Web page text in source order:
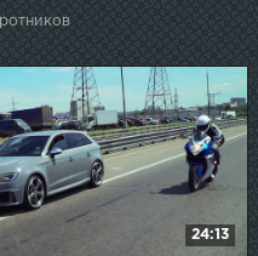
24:13